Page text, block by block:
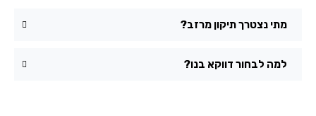
מתי נצטרך תיקון מרזב?
למה לבחור דווקא בנו?